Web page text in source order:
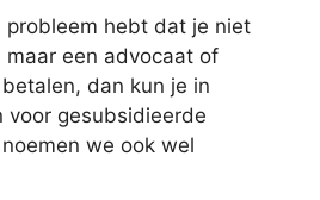
probleem hebt dat je niet
een advocaat of
dan kun je in
voor gesubsidieerde
we ook wel